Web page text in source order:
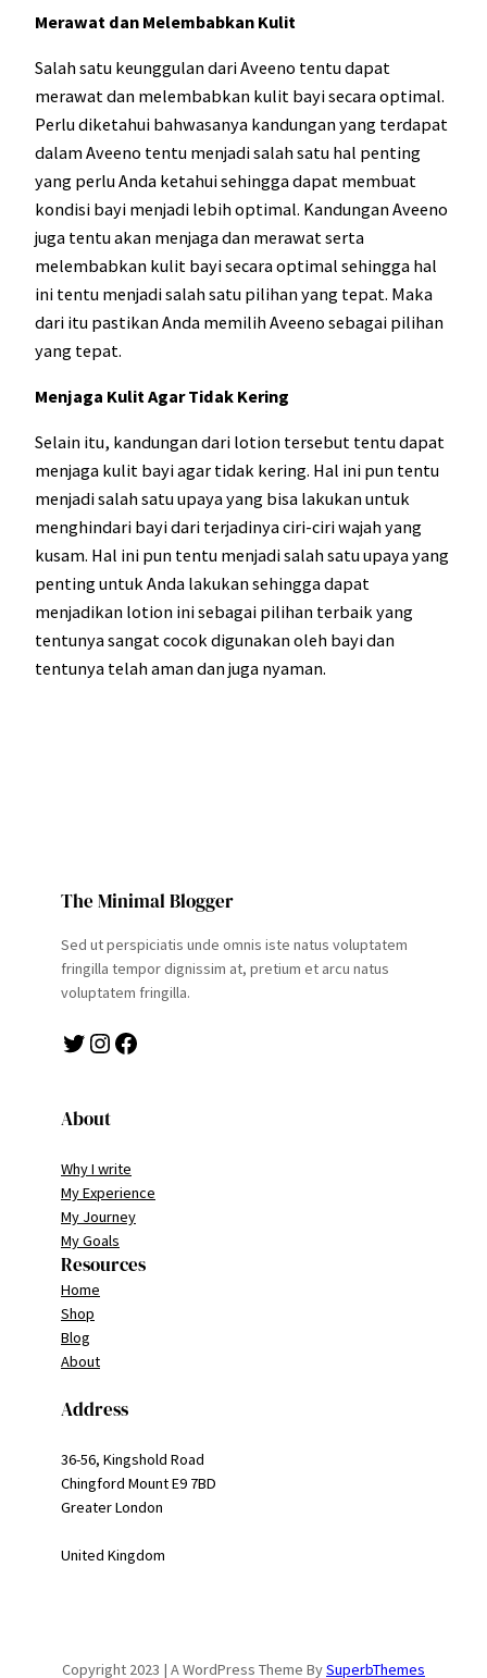
Merawat dan Melembabkan Kulit
Salah satu keunggulan dari Aveeno tentu dapat
merawat dan melembabkan kulit bayi secara optimal.
Perlu diketahui bahwasanya kandungan yang terdapat
dalam Aveeno tentu menjadi salah satu hal penting
yang perlu Anda ketahui sehingga dapat membuat
kondisi bayi menjadi lebih optimal. Kandungan Aveeno
juga tentu akan menjaga dan merawat serta
melembabkan kulit bayi secara optimal sehingga hal
ini tentu menjadi salah satu pilihan yang tepat. Maka
dari itu pastikan Anda memilih Aveeno sebagai pilihan
yang tepat.
Menjaga Kulit Agar Tidak Kering
Selain itu, kandungan dari lotion tersebut tentu dapat
menjaga kulit bayi agar tidak kering. Hal ini pun tentu
menjadi salah satu upaya yang bisa lakukan untuk
menghindari bayi dari terjadinya ciri-ciri wajah yang
kusam. Hal ini pun tentu menjadi salah satu upaya yang
penting untuk Anda lakukan sehingga dapat
menjadikan lotion ini sebagai pilihan terbaik yang
tentunya sangat cocok digunakan oleh bayi dan
tentunya telah aman dan juga nyaman.
The Minimal Blogger
Sed ut perspiciatis unde omnis iste natus voluptatem
fringilla tempor dignissim at, pretium et arcu natus
voluptatem fringilla.
Twitter Instagram Facebook
About
Why I write
My Experience
My Journey
My Goals
Resources
Home
Shop
Blog
About
Address
36-56, Kingshold Road
Chingford Mount E9 7BD
Greater London
United Kingdom
Copyright 2023 | A WordPress Theme BySuperbThemes